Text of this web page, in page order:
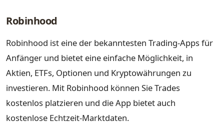
Robinhood
Robinhood ist eine der bekanntesten Trading-Apps für
Anfänger und bietet eine einfache Möglichkeit, in
Aktien, ETFs, Optionen und Kryptowährungen zu
investieren. Mit Robinhood können Sie Trades
kostenlos platzieren und die App bietet auch
kostenlose Echtzeit-Marktdaten.